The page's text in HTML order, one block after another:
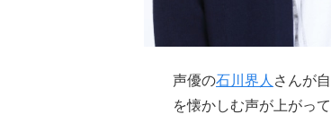
声優の石川界人 さんが
を懐かしむ声が上がって